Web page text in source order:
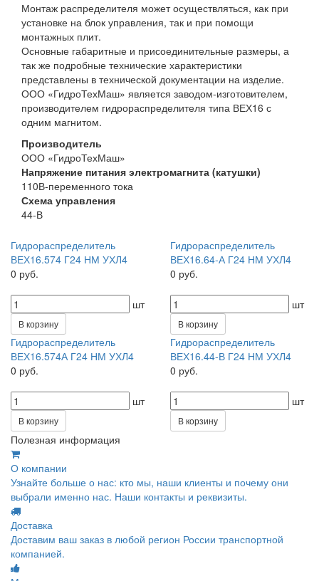
Монтаж распределителя может осуществляться, как при
установке на блок управления, так и при помощи
монтажных плит.
Основные габаритные и присоединительные размеры, а
так же подробные технические характеристики
представлены в технической документации на изделие.
ООО «ГидроТехМаш» является заводом-изготовителем,
производителем гидрораспределителя типа ВЕХ16 с
одним магнитом.
Производитель
ООО «ГидроТехМаш»
Напряжение питания электромагнита (катушки)
110В-переменного тока
Схема управления
44-В
Гидрораспределитель
ВЕХ16.574 Г24 НМ УХЛ4
0 руб.
шт
В корзину
Гидрораспределитель
ВЕХ16.64-А Г24 НМ УХЛ4
0 руб.
шт
В корзину
Гидрораспределитель
ВЕХ16.574А Г24 НМ УХЛ4
0 руб.
шт
В корзину
Гидрораспределитель
ВЕХ16.44-В Г24 НМ УХЛ4
0 руб.
шт
В корзину
Полезная информация
О компании
Узнайте больше о нас: кто мы, наши клиенты и почему они
выбрали именно нас. Наши контакты и реквизиты.
Доставка
Доставим ваш заказ в любой регион России транспортной
компанией.